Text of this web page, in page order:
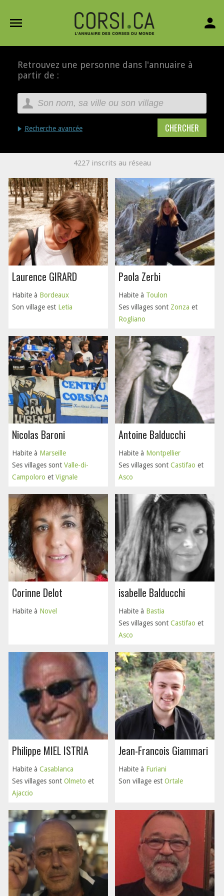
menu person
Retrouvez une personne dans l'annuaire à
partir de :
Recherche avancée
4227 inscrits au réseau
Laurence GIRARD
Habite à Bordeaux
Son village est Letia
Paola Zerbi
Habite à Toulon
Ses villages sont Zonza et
Rogliano
Nicolas Baroni
Habite à Marseille
Ses villages sont Valle-di-
Campoloro et Vignale
Antoine Balducchi
Habite à Montpellier
Ses villages sont Castifao et
Asco
Corinne Delot
Habite à Novel
isabelle Balducchi
Habite à Bastia
Ses villages sont Castifao et
Asco
Philippe MIEL ISTRIA
Habite à Casablanca
Ses villages sont Olmeto et
Ajaccio
Jean-Francois Giammari
Habite à Furiani
Son village est Ortale